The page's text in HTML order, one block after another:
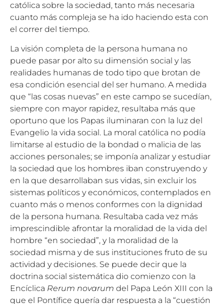
católica sobre la sociedad, tanto más necesaria
cuanto más compleja se ha ido haciendo esta con
el correr del tiempo.
La visión completa de la persona humana no
puede pasar por alto su dimensión social y las
realidades humanas de todo tipo que brotan de
esa condición esencial del ser humano. A medida
que “las cosas nuevas” en este campo se sucedían,
siempre con mayor rapidez, resultaba más que
oportuno que los Papas iluminaran con la luz del
Evangelio la vida social. La moral católica no podía
limitarse al estudio de la bondad o malicia de las
acciones personales; se imponía analizar y estudiar
la sociedad que los hombres iban construyendo y
en la que desarrollaban sus vidas, sin excluir los
sistemas políticos y económicos, contemplados en
cuanto más o menos conformes con la dignidad
de la persona humana. Resultaba cada vez más
imprescindible afrontar la moralidad de la vida del
hombre “en sociedad”, y la moralidad de la
sociedad misma y de sus instituciones fruto de su
actividad y decisiones. Se puede decir que la
doctrina social sistemática dio comienzo con la
Encíclica Rerum novarum del Papa León XIII con la
que el Pontífice quería dar respuesta a la “cuestión